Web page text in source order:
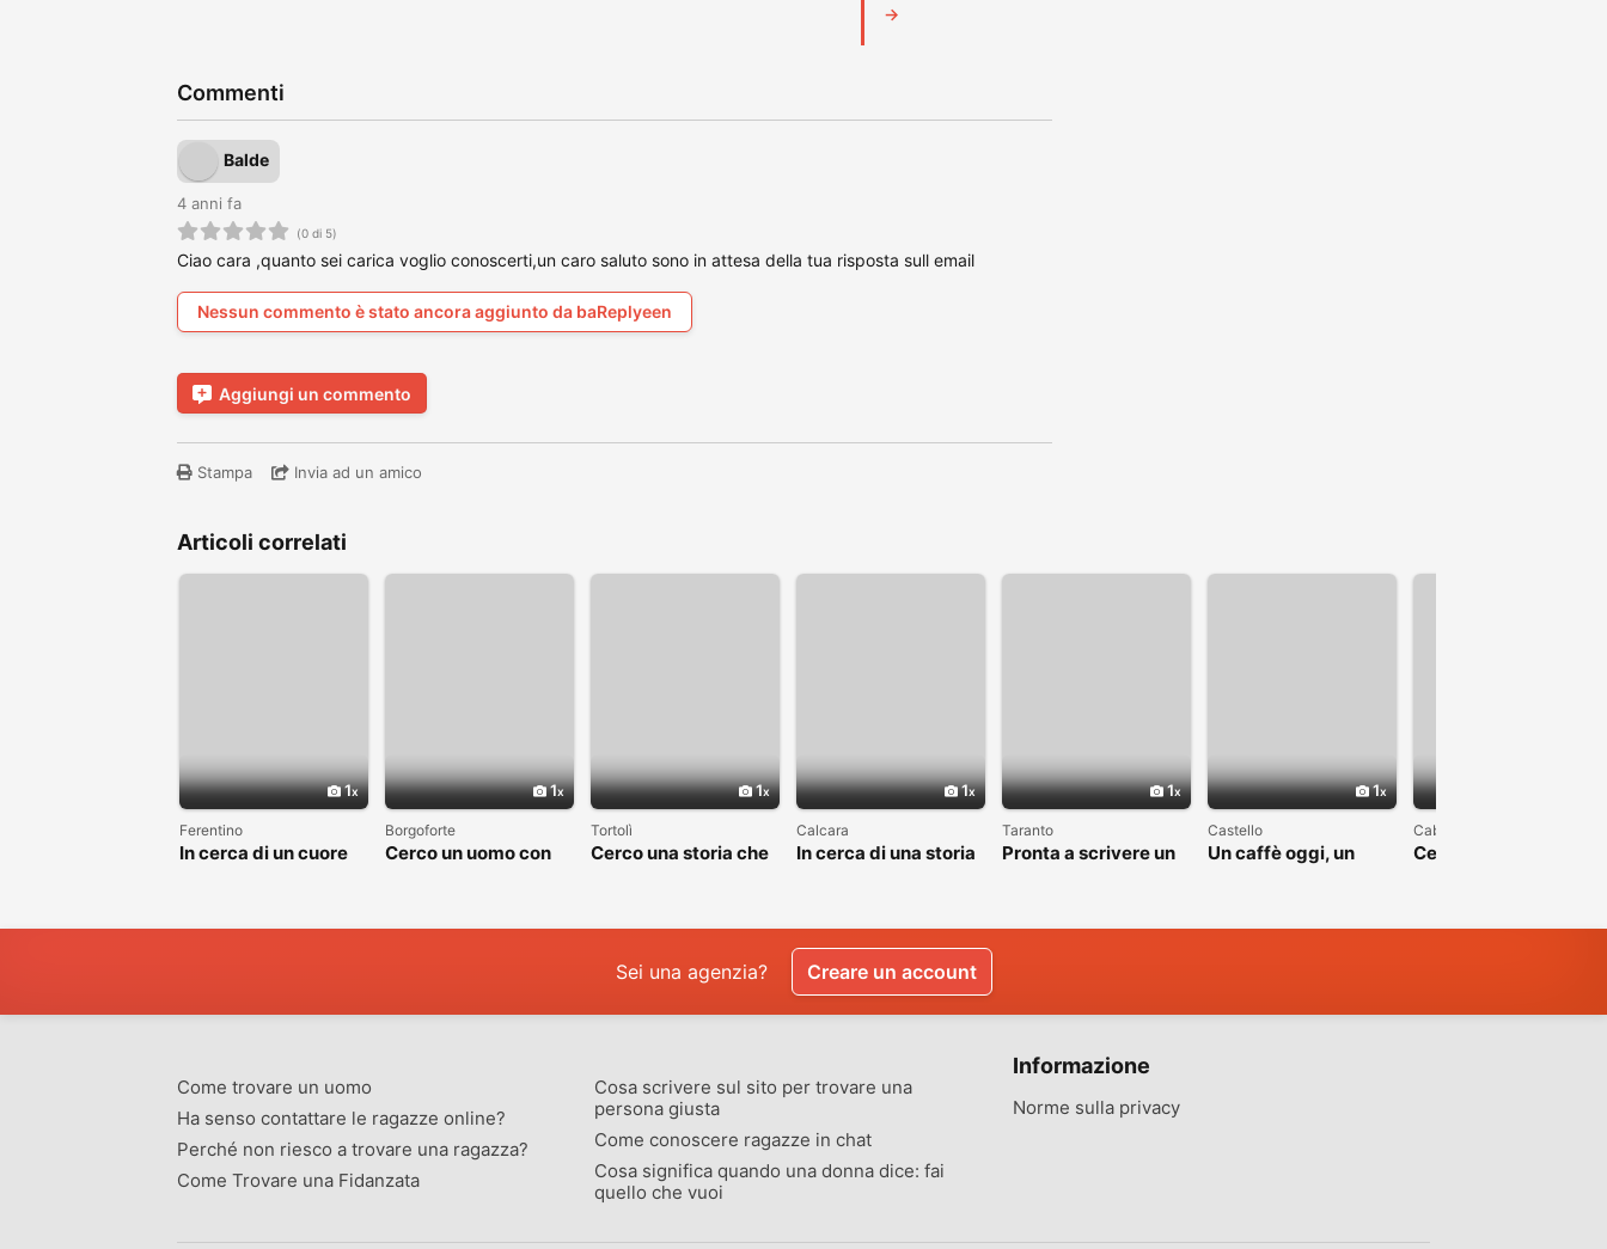
→
Commenti
Balde
4 anni fa
(0 di 5)
Ciao cara ,quanto sei carica voglio conoscerti,un caro saluto sono in attesa della tua risposta sull email
Nessun commento è stato ancora aggiunto da baReplyeen
Aggiungi un commento
Stampa Invia ad un amico
Articoli correlati
1
Ferentino
In cerca di un cuore
1
Borgoforte
Cerco un uomo con
1
Tortolì
Cerco una storia che
1
Calcara
In cerca di una storia
1
Taranto
Pronta a scrivere un
1
Castello
Un caffè oggi, un
Cabras
Cerco una bella
Sei una agenzia? Creare un account
Come trovare un uomo
Ha senso contattare le ragazze online?
Perché non riesco a trovare una ragazza?
Come Trovare una Fidanzata
Cosa scrivere sul sito per trovare una
persona giusta
Come conoscere ragazze in chat
Cosa significa quando una donna dice: fai
quello che vuoi
Informazione
Norme sulla privacy